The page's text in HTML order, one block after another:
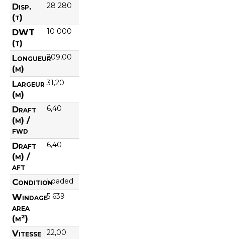
Disp.
(t)
28 280
DWT
(t)
10 000
Longueur
(m)
209,00
Largeur
(m)
31,20
Draft
(m) /
fwd
6,40
Draft
(m) /
aft
6,40
ConditionLoaded
Windage
area
(m²)
5 639
Vitesse 22,00